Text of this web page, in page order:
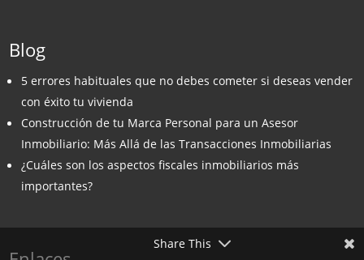
Blog
5 errores habituales que no debes cometer si deseas vender
con éxito tu vivienda
Construcción de tu Marca Personal para un Asesor
Inmobiliario: Más Allá de las Transacciones Inmobiliarias
¿Cuáles son los aspectos fiscales inmobiliarios más
importantes?
Share This